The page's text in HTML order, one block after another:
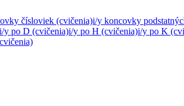
čísloviek (cvičenia)i/y koncovky
i/y po D (cvičenia)i/y po H (cvičenia)i/y po K